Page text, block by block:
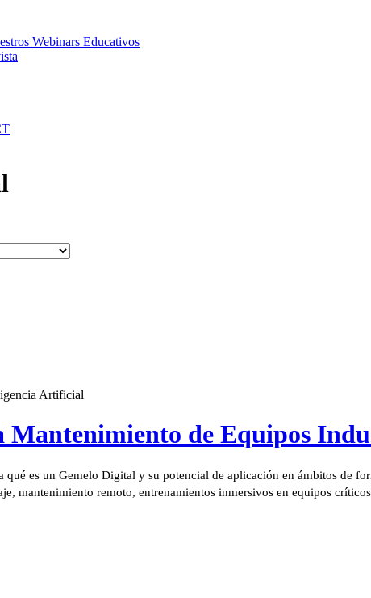
Webinars Educativos
Artificial
de Equipos
qué es un Gemelo Digital y su potencial de aplicación en ámbitos de
mantenimiento remoto, entrenamientos inmersivos en equipos